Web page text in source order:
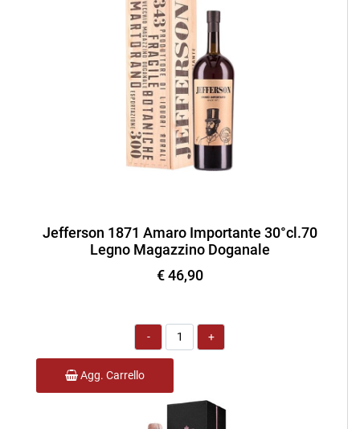
Jefferson 1871 Amaro Importante 30°cl.70
Legno Magazzino Doganale
€ 46,90
Quantità
Agg. Carrello